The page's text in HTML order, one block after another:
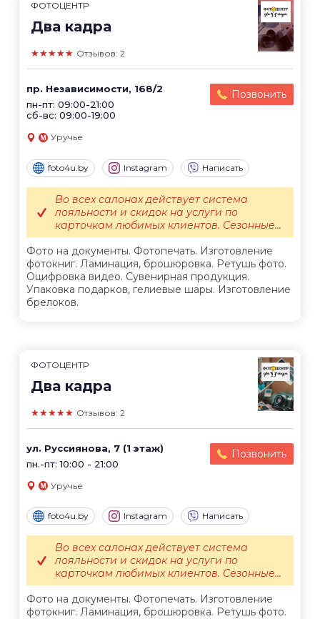
ФОТОЦЕНТР
Два кадра
★★★★★ Отзывов: 2
пр. Независимости, 168/2
пн-пт: 09:00-21:00
сб-вс: 09:00-19:00
Позвонить
Уручье
foto4u.by Instagram Написать
Фото на документы. Фотопечать. Изготовление
фотокниг. Ламинация, брошюровка. Ретушь фото.
Оцифровка видео. Сувенирная продукция.
Упаковка подарков, гелиевые шары. Изготовление
брелоков.
Во всех салонах действует система
лояльности и скидок на услуги по
карточкам любимых клиентов. Сезонные...
ФОТОЦЕНТР
Два кадра
★★★★★ Отзывов: 2
ул. Руссиянова, 7 (1 этаж)
пн.-пт: 10:00 - 21:00
Позвонить
Уручье
foto4u.by Instagram Написать
Фото на документы. Фотопечать. Изготовление
фотокниг. Ламинация, брошюровка. Ретушь фото.
Во всех салонах действует система
лояльности и скидок на услуги по
карточкам любимых клиентов. Сезонные...